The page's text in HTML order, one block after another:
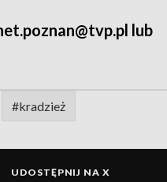
lub
#kradzież
UDOSTĘPNIJ NA X